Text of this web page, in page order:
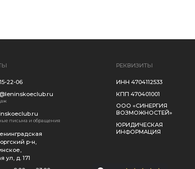
ИНФОРМАЦИЯ
ПОЛИТИКА КОНФИДЕНЦИАЛЬНОСТИ